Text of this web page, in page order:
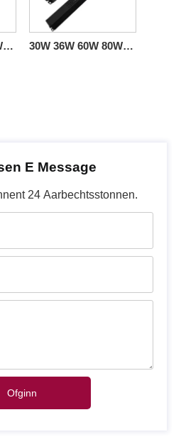
30W 36W 60W 96W 100W 150W Triac 0-10V Linear Dimmable Driver CV US Sales 30W 36W 60W 80W 120W Triac 0-10V Linear Dimmable Driver CV American Standard
E Message
24 Aarbechtsstonnen.
Ofginn